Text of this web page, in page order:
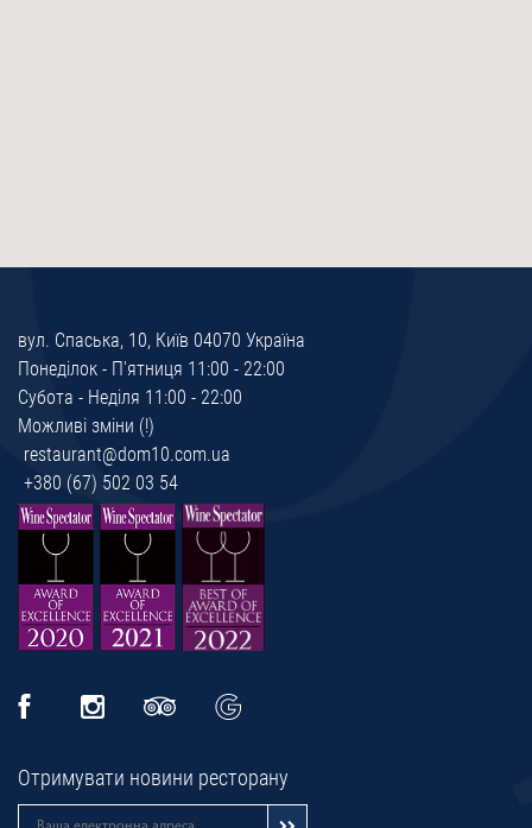
вул. Спаська, 10, Київ 04070 Україна
Понедiлок - П'ятниця 11:00 - 22:00
Субота - Неділя 11:00 - 22:00
Можливі зміни (!)
restaurant@dom10.com.ua
+380 (67) 502 03 54
Oтримувати новини ресторану